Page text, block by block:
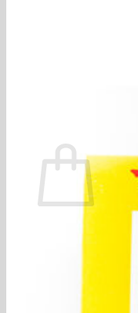
ไม่มีสินค้าในตะกร้า
กลับสู่หน้าร้านค้า